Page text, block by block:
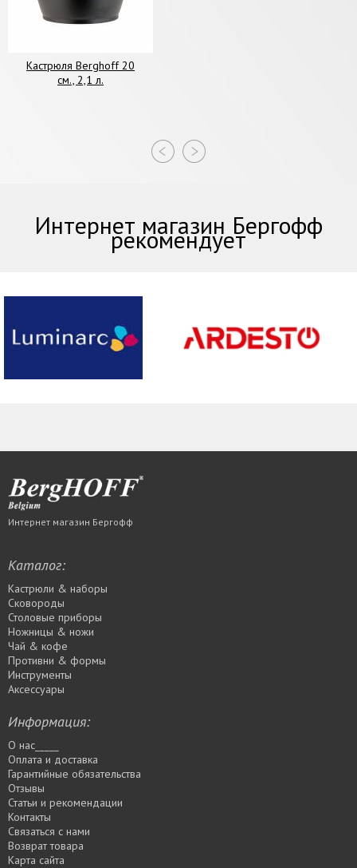
Кастрюля Berghoff 20
см., 2,1 л.
Интернет магазин Бергофф
рекомендует
Интернет магазин Бергофф
Каталог:
Кастрюли & наборы
Сковороды
Столовые приборы
Ножницы & ножи
Чай & кофе
Противни & формы
Инструменты
Аксессуары
Информация:
О нас_____
Оплата и доставка
Гарантийные обязательства
Отзывы
Статьи и рекомендации
Контакты
Связаться с нами
Возврат товара
Карта сайта